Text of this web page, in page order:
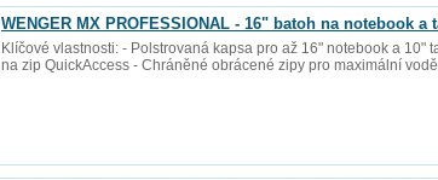
WENGER MX PROFESSIONAL - 16" batoh na notebook a
Klíčové vlastnosti: - Polstrovaná kapsa pro až 16" notebook a
na zip QuickAccess - Chráněné obrácené zipy pro maximální